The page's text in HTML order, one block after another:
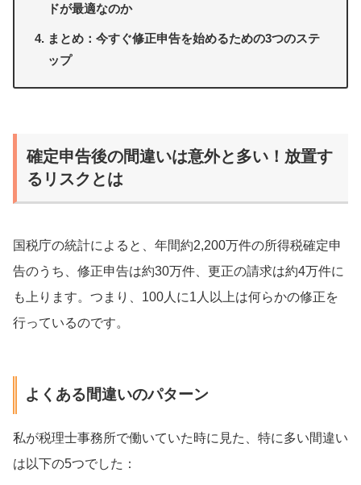
ドが最適なのか
まとめ：今すぐ修正申告を始めるための3つのステ
ップ
確定申告後の間違いは意外と多い！放置す
るリスクとは
国税庁の統計によると、年間約2,200万件の所得税確定申
告のうち、修正申告は約30万件、更正の請求は約4万件に
も上ります。つまり、100人に1人以上は何らかの修正を
行っているのです。
よくある間違いのパターン
私が税理士事務所で働いていた時に見た、特に多い間違い
は以下の5つでした：